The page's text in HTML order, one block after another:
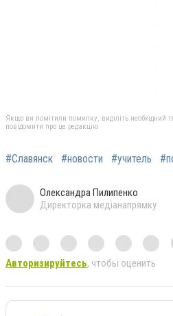
Якщо ви помітили помилку, виділіть необхідний
повідомити про це редакцію
#Славянск #новости #учитель
Олександра Пилипенко
Директорка медіанапрямку
Авторизируйтесь, чтобы оценить